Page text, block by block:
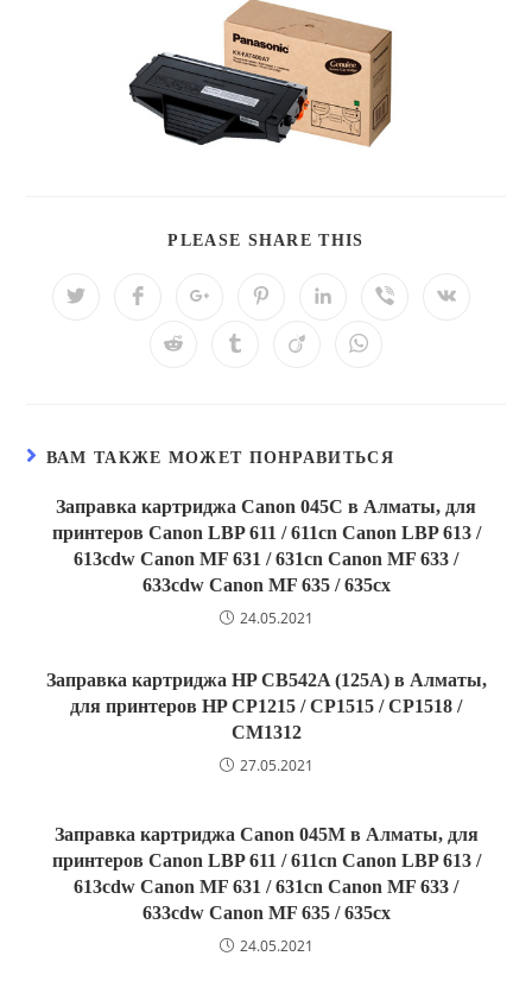
PLEASE SHARE THIS
ВАМ ТАКЖЕ МОЖЕТ ПОНРАВИТЬСЯ
Заправка картриджа Canon 045С в Алматы, для
принтеров Canon LBP 611 / 611cn Canon LBP 613 /
613cdw Canon MF 631 / 631cn Canon MF 633 /
633cdw Canon MF 635 / 635cx
24.05.2021
Заправка картриджа HP CB542A (125A) в Алматы,
для принтеров HP CP1215 / CP1515 / CP1518 /
CM1312
27.05.2021
Заправка картриджа Canon 045M в Алматы, для
принтеров Canon LBP 611 / 611cn Canon LBP 613 /
613cdw Canon MF 631 / 631cn Canon MF 633 /
633cdw Canon MF 635 / 635cx
24.05.2021